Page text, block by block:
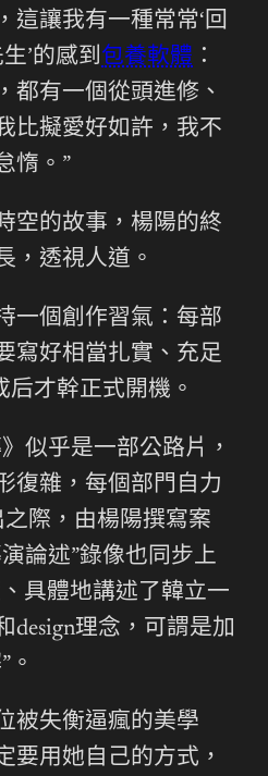
這讓我有一種常常‘回
’的感到包養軟體 ：
都有一個從頭進修、
比擬愛好如許，我不
惰。”
空的故事，楊陽的終
，透視人道。
一個創作習氣：每部
寫好相當扎實、充足
后才幹正式開機。
似乎是一部公路片，
復雜，每個部門自力
際，由楊陽撰寫案
論述”錄像也同步上
具體地講述了韓立一
design理念，可謂是加
。
被失衡逼瘋的美學
要用她自己的方式，